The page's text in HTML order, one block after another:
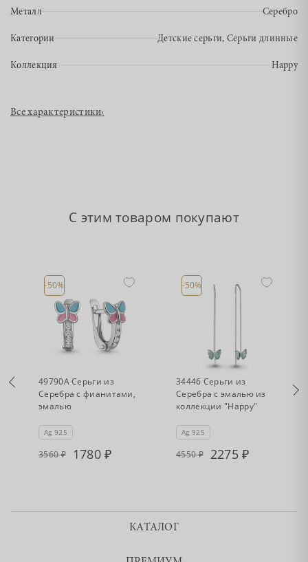
Металл Серебро
Категории Детские серьги, Серьги длинные
Коллекция Happy
Все характеристики›
С этим товаром покупают
-50%
49790А Серьги из
Серебра с фианитами,
эмалью
Ag 925
3560 1780
-50%
Есть в наличии
34446 Серьги из
Серебра с эмалью из
коллекции "Happy"
Ag 925
4550 2275
КАТАЛОГ